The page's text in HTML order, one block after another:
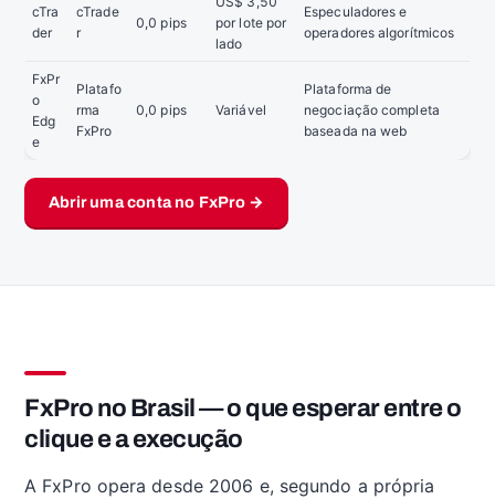
cTra
der
cTrade
r
0,0 pips
por lote por
lado
Especuladores e
operadores algorítmicos
FxPr
o
Edg
e
Platafo
rma
FxPro
0,0 pips Variável
Plataforma de
negociação completa
baseada na web
Abrir uma conta no FxPro →
FxPro no Brasil — o que esperar entre o
clique e a execução
A FxPro opera desde 2006 e, segundo a própria